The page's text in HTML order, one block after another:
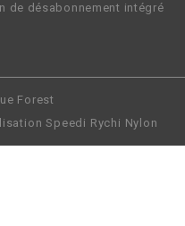
de désabonnement intégré
Forest
Speedi Rychi Nylon